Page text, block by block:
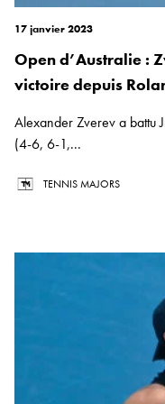
17 janvier 2023
Open d’Australie :
victoire depuis
Alexander Zverev a battu
(4-6, 6-1,...
TENNIS MAJORS